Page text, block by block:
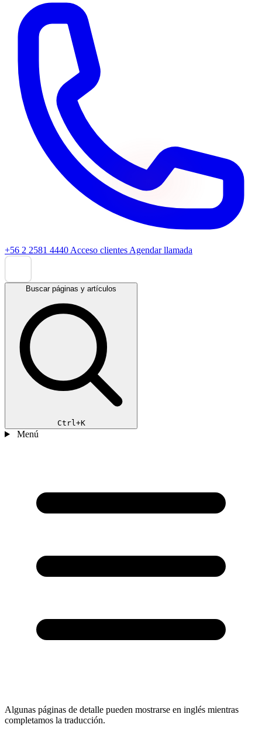
+56 2 2581 4440 Acceso clientes Agendar llamada
Buscar páginas y artículos
Ctrl+K
Menú
Algunas páginas de detalle pueden mostrarse en inglés mientras
completamos la traducción.